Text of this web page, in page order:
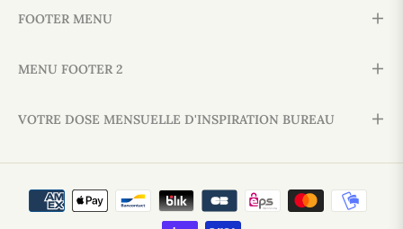
FOOTER MENU
MENU FOOTER 2
VOTRE DOSE MENSUELLE D'INSPIRATION BUREAU